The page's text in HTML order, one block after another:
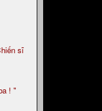
sĩ
! "